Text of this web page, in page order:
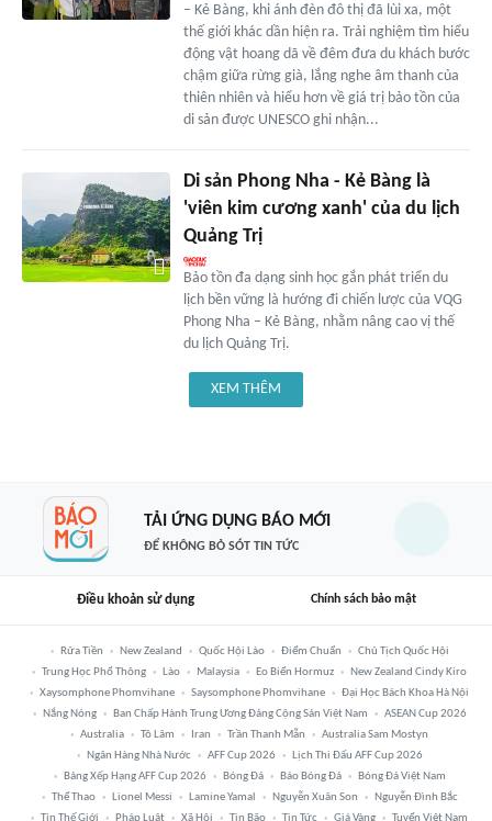
– Kẻ Bàng, khi ánh đèn đô thị đã lùi xa, một
thế giới khác dần hiện ra. Trải nghiệm tìm hiểu
động vật hoang dã về đêm đưa du khách bước
chậm giữa rừng già, lắng nghe âm thanh của
thiên nhiên và hiểu hơn về giá trị bảo tồn của
di sản được UNESCO ghi nhận...
Di sản Phong Nha - Kẻ Bàng là
'viên kim cương xanh' của du lịch
Quảng Trị
Bảo tồn đa dạng sinh học gắn phát triển du
lịch bền vững là hướng đi chiến lược của VQG
Phong Nha – Kẻ Bàng, nhằm nâng cao vị thế
du lịch Quảng Trị.
XEM THÊM
TẢI ỨNG DỤNG BÁO MỚI
ĐỂ KHÔNG BỎ SÓT TIN TỨC
Điều khoản sử dụng Chính sách bảo mật
Rửa Tiền New Zealand Quốc Hội Lào Điểm Chuẩn
Chủ Tịch Quốc Hội
Trung Học Phổ Thông
Lào Malaysia Eo Biển Hormuz
New Zealand Cindy Kiro
Xaysomphone Phomvihane
Saysomphone Phomvihane
Đại Học Bách Khoa Hà Nội
Nắng Nóng
Ban Chấp Hành Trung Ương Đảng Cộng Sản Việt Nam
ASEAN Cup 2026
Australia
Tô Lâm Iran Trần Thanh Mẫn
Australia Sam Mostyn
Ngân Hàng Nhà Nước
AFF Cup 2026
Lịch Thi Đấu AFF Cup 2026
Bảng Xếp Hạng AFF Cup 2026
Bóng Đá Báo Bóng Đá
Bóng Đá Việt Nam
Thể Thao
Lionel Messi Lamine Yamal Nguyễn Xuân Son
Nguyễn Đình Bắc
Tin Thế Giới
Pháp Luật Xã Hội Tin Bão Tin Tức Giá Vàng Tuyển Việt Nam